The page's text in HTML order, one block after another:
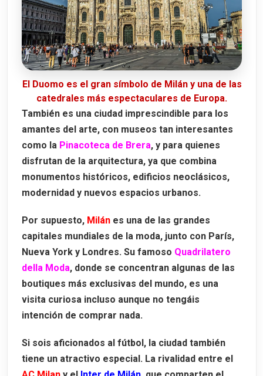
El Duomo es el gran símbolo de Milán y una de las
catedrales más espectaculares de Europa.
También es una ciudad imprescindible para los
amantes del arte, con museos tan interesantes
como la Pinacoteca de Brera, y para quienes
disfrutan de la arquitectura, ya que combina
monumentos históricos, edificios neoclásicos,
modernidad y nuevos espacios urbanos.
Por supuesto, Milán es una de las grandes
capitales mundiales de la moda, junto con París,
Nueva York y Londres. Su famoso Quadrilatero
della Moda, donde se concentran algunas de las
boutiques más exclusivas del mundo, es una
visita curiosa incluso aunque no tengáis
intención de comprar nada.
Si sois aficionados al fútbol, la ciudad también
tiene un atractivo especial. La rivalidad entre el